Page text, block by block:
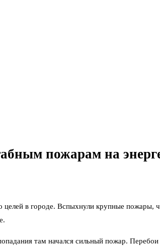
пожарам на
в городе. Вспыхнули крупные пожары,
там начался сильный пожар. Перебои